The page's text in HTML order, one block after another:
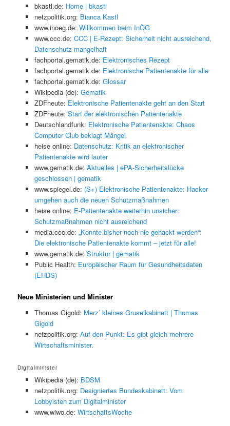
bkastl.de: Home | bkastl
netzpolitik.org: Bianca Kastl
www.inoeg.de: Willkommen beim InÖG
www.ccc.de: CCC | E-Rezept: Sicherheit nicht ausreichend,
Datenschutz mangelhaft
fachportal.gematik.de: Elektronisches Rezept
fachportal.gematik.de: Elektronische Patientenakte für alle
fachportal.gematik.de: Glossar
Wikipedia (de): Gematik
ZDFheute: Elektronische Patientenakte geht an den Start
ZDFheute: Start der elektronischen Patientenakte
Deutschlandfunk: Elektronische Patientenakte: Chaos
Computer Club beklagt Mängel
heise online: Datenschutz: Kritik an elektronischer
Patientenakte wird lauter
www.gematik.de: Aktuelles | ePA-Sicherheitslücke
geschlossen | gematik
www.spiegel.de: (S+) Elektronische Patientenakte: Hacker
umgehen auch die neuen Schutzmaßnahmen
heise online: E-Patientenakte weiterhin unsicher:
Schutzmaßnahmen nicht ausreichend
media.ccc.de: „Konnte bisher noch nie gehackt werden“:
Die elektronische Patientenakte kommt – jetzt für alle!
www.gematik.de: Struktur | gematik
Public Health: Europäischer Raum für Gesundheitsdaten
(EHDS)
Neue Ministerien und Minister
Thomas Gigold: Merz’ kleines Gruselkabinett | Thomas
Gigold
netzpolitik.org: Auf den Punkt: Es gibt gleich mehrere
Wirtschaftsminister.
Digitalminister
Wikipedia (de): BDSM
netzpolitik.org: Designiertes Bundeskabinett: Vom
Lobbyisten zum Digitalminister
www.wiwo.de: WirtschaftsWoche